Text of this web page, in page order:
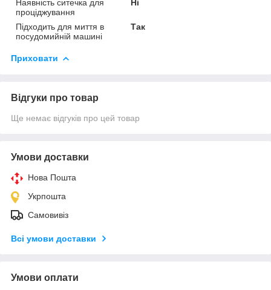
Наявність ситечка для
проціджування
Ні
Підходить для миття в
посудомийній машині
Так
Приховати
Відгуки про товар
Ще немає відгуків про цей товар
Умови доставки
Нова Пошта
Укрпошта
Самовивіз
Всі умови доставки
Умови оплати